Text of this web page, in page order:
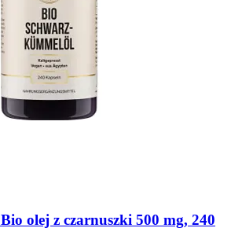
Bio olej z czarnuszki 500 mg, 240